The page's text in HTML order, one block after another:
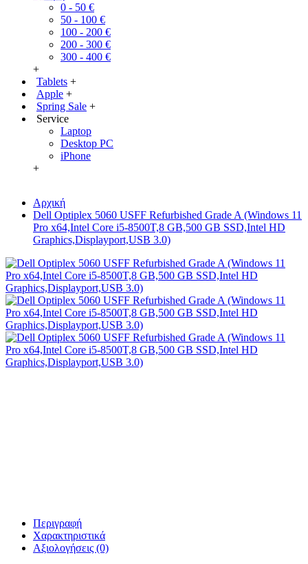
0 - 50 €
50 - 100 €
100 - 200 €
200 - 300 €
300 - 400 €
+
Tablets +
Apple +
Spring Sale +
Service
Laptop
Desktop PC
iPhone
+
Αρχική
Dell Optiplex 5060 USFF Refurbished Grade A (Windows 11
Pro x64,Intel Core i5-8500T,8 GB,500 GB SSD,Intel HD
Graphics,Displayport,USB 3.0)
Περιγραφή
Χαρακτηριστικά
Αξιολογήσεις (0)